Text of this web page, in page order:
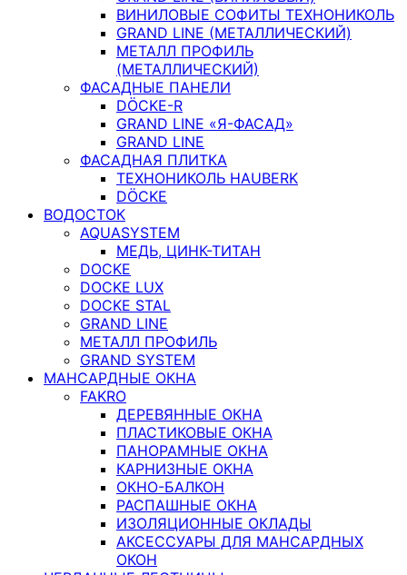
ВИНИЛОВЫЕ СОФИТЫ ТЕХНОНИКОЛЬ
GRAND LINE (МЕТАЛЛИЧЕСКИЙ)
МЕТАЛЛ ПРОФИЛЬ
(МЕТАЛЛИЧЕСКИЙ)
ФАСАДНЫЕ ПАНЕЛИ
DÖCKE-R
GRAND LINE «Я-ФАСАД»
GRAND LINE
ФАСАДНАЯ ПЛИТКА
ТЕХНОНИКОЛЬ HAUBERK
DÖCKE
ВОДОСТОК
AQUASYSTEM
МЕДЬ, ЦИНК-ТИТАН
DOCKE
DOCKE LUX
DOCKE STAL
GRAND LINE
МЕТАЛЛ ПРОФИЛЬ
GRAND SYSTEM
МАНСАРДНЫЕ ОКНА
FAKRO
ДЕРЕВЯННЫЕ ОКНА
ПЛАСТИКОВЫЕ ОКНА
ПАНОРАМНЫЕ ОКНА
КАРНИЗНЫЕ ОКНА
ОКНО-БАЛКОН
РАСПАШНЫЕ ОКНА
ИЗОЛЯЦИОННЫЕ ОКЛАДЫ
АКСЕССУАРЫ ДЛЯ МАНСАРДНЫХ
ОКОН